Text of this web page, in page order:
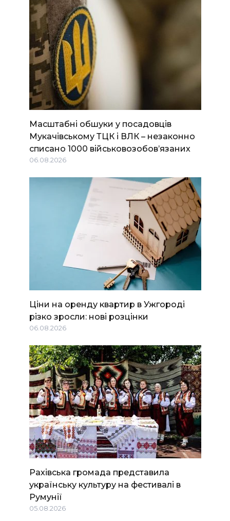
Масштабні обшуки у посадовців
Мукачівському ТЦК і ВЛК – незаконно
списано 1000 військовозобов’язаних
06.08.2026
Ціни на оренду квартир в Ужгороді
різко зросли: нові розцінки
06.08.2026
Рахівська громада представила
українську культуру на фестивалі в
Румунії
05.08.2026